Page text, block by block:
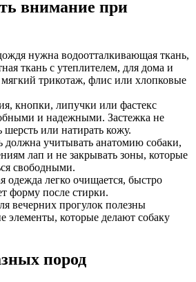
внимание при
нужна водоотталкивающая ткань,
ткань с утеплителем, для дома и
трикотаж, флис или хлопковые
кнопки, липучки или фастекс
и надежными. Застежка не
или натирать кожу.
должна учитывать анатомию собаки,
лап и не закрывать зоны, которые
свободными.
одежда легко очищается, быстро
форму после стирки.
вечерних прогулок полезны
элементы, которые делают собаку
пород